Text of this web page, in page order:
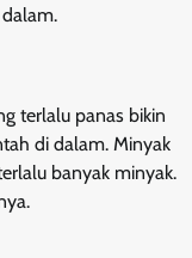
terlalu panas bikin
di dalam. Minyak
banyak minyak.